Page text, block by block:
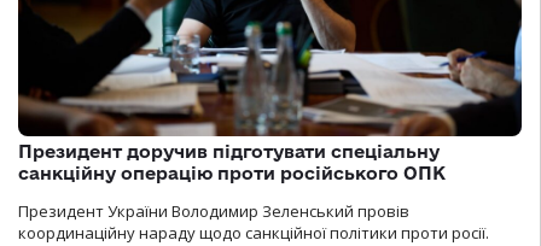
Президент доручив підготувати спеціальну
санкційну операцію проти російського ОПК
Президент України Володимир Зеленський провів
координаційну нараду щодо санкційної політики проти росії.